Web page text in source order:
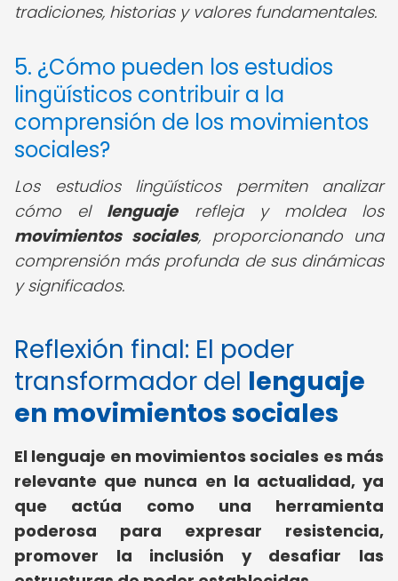
tradiciones, historias y valores fundamentales.
5. ¿Cómo pueden los estudios
lingüísticos contribuir a la
comprensión de los movimientos
sociales?
Los estudios lingüísticos permiten analizar
cómo el lenguajerefleja y moldea los
movimientos sociales, proporcionando una
comprensión más profunda de sus dinámicas
y significados.
Reflexión final: El poder
transformador del lenguaje
en movimientos sociales
El lenguaje en movimientos sociales es más
relevante que nunca en la actualidad, ya
que actúa como una herramienta
poderosa para expresar resistencia,
promover la inclusión y desafiar las